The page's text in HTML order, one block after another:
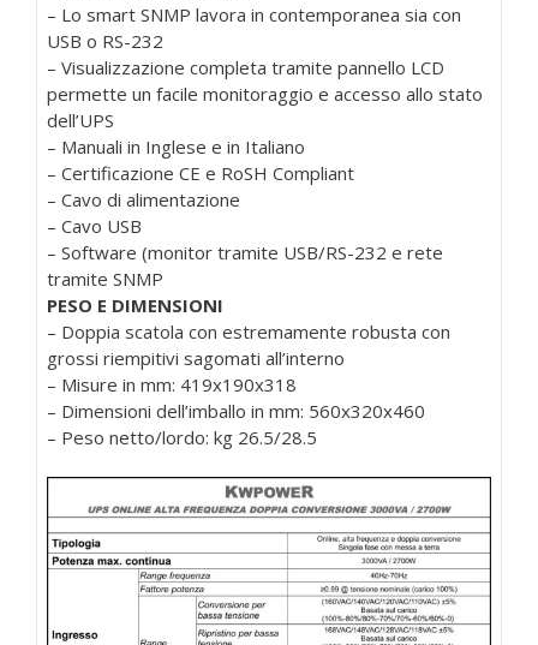
– Lo smart SNMP lavora in contemporanea sia con
USB o RS-232
– Visualizzazione completa tramite pannello LCD
permette un facile monitoraggio e accesso allo stato
dell’UPS
– Manuali in Inglese e in Italiano
– Certificazione CE e RoSH Compliant
– Cavo di alimentazione
– Cavo USB
– Software (monitor tramite USB/RS-232 e rete
tramite SNMP
PESO E DIMENSIONI
– Doppia scatola con estremamente robusta con
grossi riempitivi sagomati all’interno
– Misure in mm: 419x190x318
– Dimensioni dell’imballo in mm: 560x320x460
– Peso netto/lordo: kg 26.5/28.5